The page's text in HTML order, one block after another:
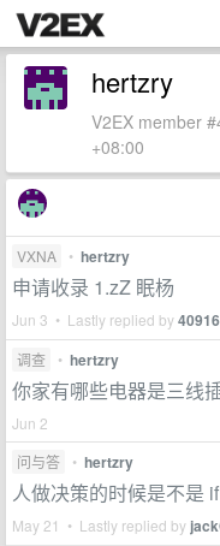
hertzry
V2EX member
+08:00
VXNA • hertzry
申请收录 1.zZ 眠杨
Jun 3 • Lastly replied by
调查 • hertzry
你家有哪些电器是三线
Jun 2
问与答
• hertzry
人做决策的时候是不是
May 21 • Lastly replied by